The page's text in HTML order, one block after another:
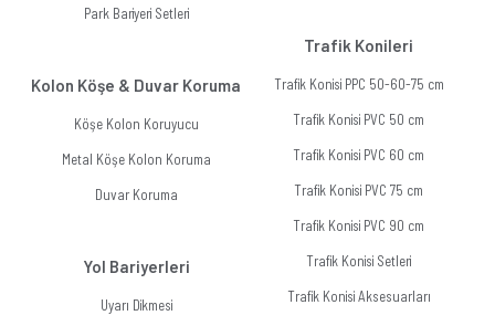
Park Bariyeri Setleri
Kolon Köşe & Duvar Koruma
Köşe Kolon Koruyucu
Metal Köşe Kolon Koruma
Duvar Koruma
Yol Bariyerleri
Uyarı Dikmesi
Trafik Konileri
Trafik Konisi PPC 50-60-75 cm
Trafik Konisi PVC 50 cm
Trafik Konisi PVC 60 cm
Trafik Konisi PVC 75 cm
Trafik Konisi PVC 90 cm
Trafik Konisi Setleri
Trafik Konisi Aksesuarları